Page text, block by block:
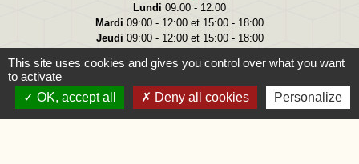
Lundi 09:00 - 12:00
Mardi 09:00 - 12:00 et 15:00 - 18:00
Jeudi 09:00 - 12:00 et 15:00 - 18:00
This site uses cookies and gives you control over what you want
to activate
OK, accept all
Deny all cookies Personalize